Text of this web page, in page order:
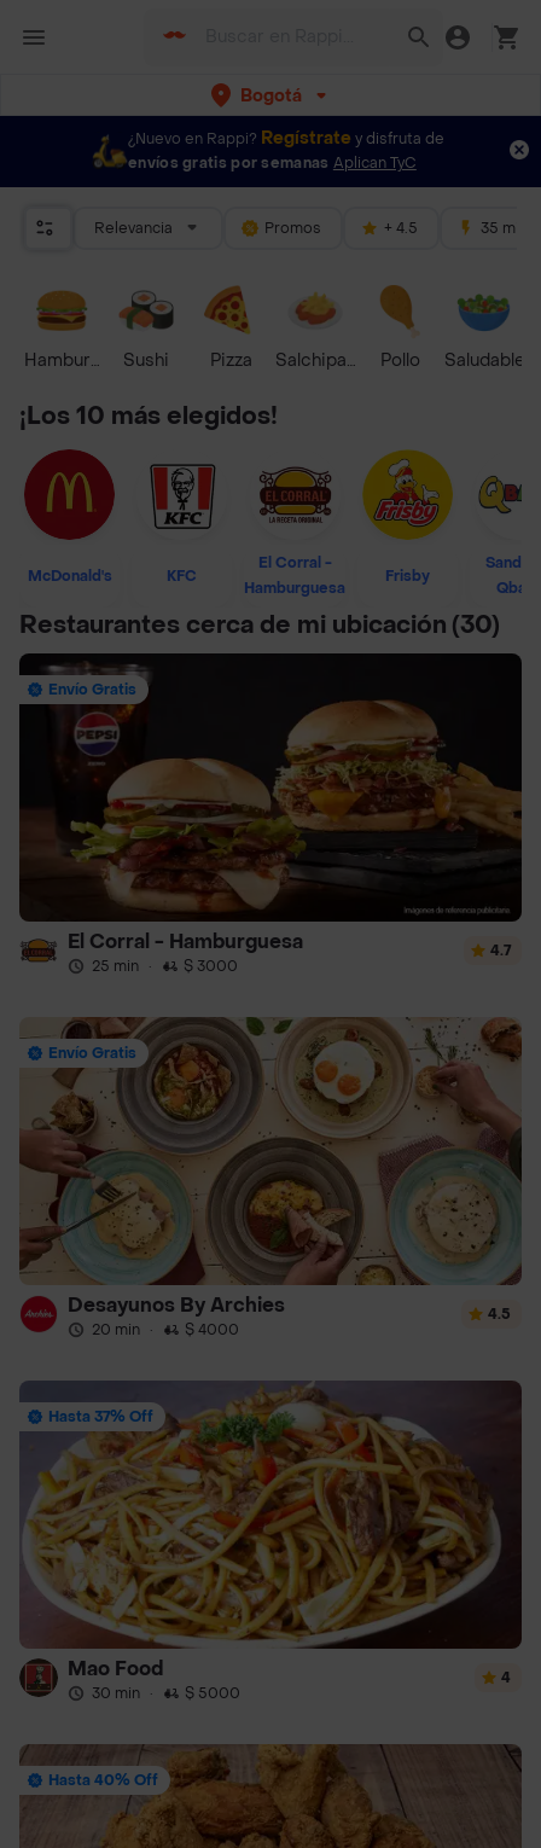
Bogotá
¿Nuevo en Rappi? Regístrate y disfruta de
envíos gratis por semanas Aplican TyC
Relevancia Promos + 4.5 35 mins
HamburguesaSushi Pizza Salchipapas Pollo Saludable
¡Los 10 más elegidos!
McDonald's KFC
El Corral -
Hamburguesa
Frisby
Restaurantes cerca de mi ubicación (30)
Envío Gratis
El Corral - Hamburguesa
25 min · $ 3000
4.7
Envío Gratis
Desayunos By Archies
20 min · $ 4000
4.5
Hasta 37% Off
Mao Food
30 min · $ 5000
4
Hasta 40% Off